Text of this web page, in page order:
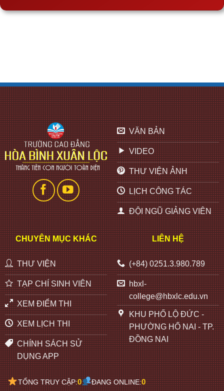
VĂN BẢN
VIDEO
THƯ VIỆN ẢNH
LỊCH CÔNG TÁC
ĐỘI NGŨ GIẢNG VIÊN
CHUYÊN MỤC KHÁC
THƯ VIỆN
TẠP CHÍ SINH VIÊN
XEM ĐIỂM THI
XEM LỊCH THI
CHÍNH SÁCH SỬ
DỤNG APP
LIÊN HỆ
(+84) 0251.3.980.789
hbxl-
college@hbxlc.edu.vn
KHU PHỐ LỘ ĐỨC -
PHƯỜNG HỐ NAI - TP.
ĐỒNG NAI
TỔNG TRUY CẬP:0 ĐANG ONLINE:0